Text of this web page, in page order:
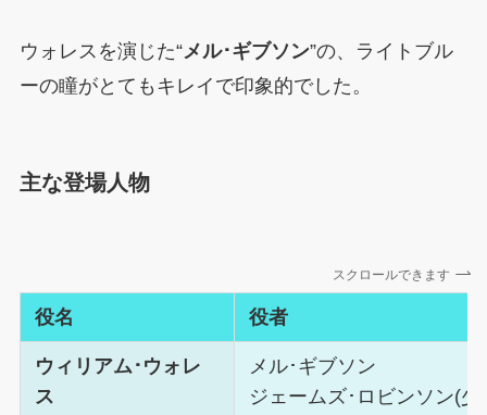
ウォレスを演じた“メル･ギブソン”の、ライトブル
ーの瞳がとてもキレイで印象的でした。
主な登場人物
スクロールできます
役名 役者
ウィリアム･ウォレ
ス
メル･ギブソン
ジェームズ･ロビンソン(少